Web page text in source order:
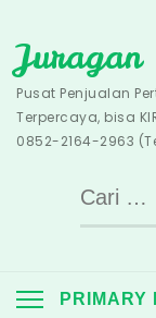
to
content
Juragan
Pusat Penjualan
Terpercaya, bisa
0852-2164-2963
Cari
untuk:
PRIMARY